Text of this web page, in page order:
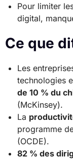
Pour limiter
digital,
Ce que
Les
technologies
de 10 % du
(McKinsey).
La
programme
(OCDE).
82 % des